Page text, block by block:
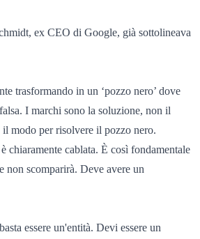
ex CEO di Google, già sottolineava
trasformando in un ‘pozzo nero’ dove
I marchi sono la soluzione, non il
modo per risolvere il pozzo nero.
chiaramente cablata. È così fondamentale
non scomparirà. Deve avere un
essere un'entità. Devi essere un